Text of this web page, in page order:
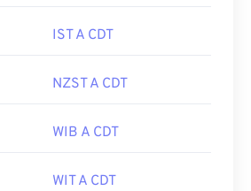
IST A CDT
NZST A CDT
WIB A CDT
WIT A CDT